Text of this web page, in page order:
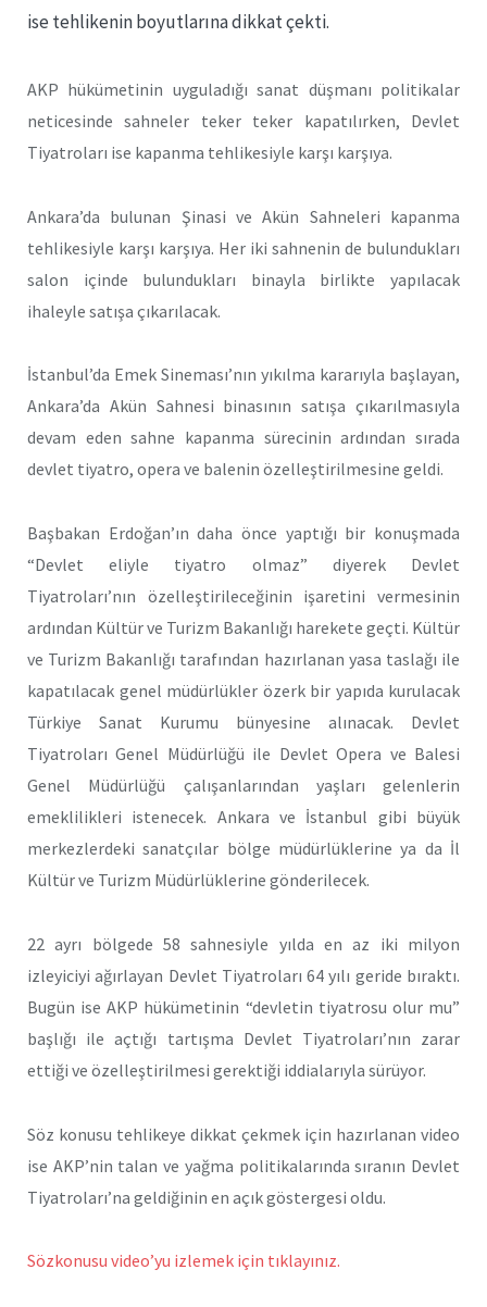
ise tehlikenin boyutlarına dikkat çekti.
AKP hükümetinin uyguladığı sanat düşmanı politikalar
neticesinde sahneler teker teker kapatılırken, Devlet
Tiyatroları ise kapanma tehlikesiyle karşı karşıya.
Ankara’da bulunan Şinasi ve Akün Sahneleri kapanma
tehlikesiyle karşı karşıya. Her iki sahnenin de bulundukları
salon içinde bulundukları binayla birlikte yapılacak
ihaleyle satışa çıkarılacak.
İstanbul’da Emek Sineması’nın yıkılma kararıyla başlayan,
Ankara’da Akün Sahnesi binasının satışa çıkarılmasıyla
devam eden sahne kapanma sürecinin ardından sırada
devlet tiyatro, opera ve balenin özelleştirilmesine geldi.
Başbakan Erdoğan’ın daha önce yaptığı bir konuşmada
“Devlet eliyle tiyatro olmaz” diyerek Devlet
Tiyatroları’nın özelleştirileceğinin işaretini vermesinin
ardından Kültür ve Turizm Bakanlığı harekete geçti. Kültür
ve Turizm Bakanlığı tarafından hazırlanan yasa taslağı ile
kapatılacak genel müdürlükler özerk bir yapıda kurulacak
Türkiye Sanat Kurumu bünyesine alınacak. Devlet
Tiyatroları Genel Müdürlüğü ile Devlet Opera ve Balesi
Genel Müdürlüğü çalışanlarından yaşları gelenlerin
emeklilikleri istenecek. Ankara ve İstanbul gibi büyük
merkezlerdeki sanatçılar bölge müdürlüklerine ya da İl
Kültür ve Turizm Müdürlüklerine gönderilecek.
22 ayrı bölgede 58 sahnesiyle yılda en az iki milyon
izleyiciyi ağırlayan Devlet Tiyatroları 64 yılı geride bıraktı.
Bugün ise AKP hükümetinin “devletin tiyatrosu olur mu”
başlığı ile açtığı tartışma Devlet Tiyatroları’nın zarar
ettiği ve özelleştirilmesi gerektiği iddialarıyla sürüyor.
Söz konusu tehlikeye dikkat çekmek için hazırlanan video
ise AKP’nin talan ve yağma politikalarında sıranın Devlet
Tiyatroları’na geldiğinin en açık göstergesi oldu.
Sözkonusu video’yu izlemek için tıklayınız.